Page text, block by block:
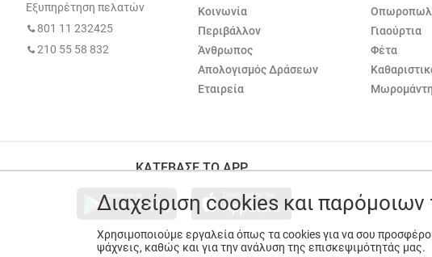
Εξυπηρέτηση πελατών
801 11 232425
210 55 58 832
Κοινωνία
Περιβάλλον
Άνθρωπος
Απολογισμός Δράσεων
Εταιρεία
Γιαούρτια
Φέτα
ΚΑΤΕΒΑΣΕ ΤΟ APP
Διαχείριση cookies και
Χρησιμοποιούμε εργαλεία όπως τα cookies για να σου
ψάχνεις, καθώς και για την ανάλυση της επισκεψιμότητάς μας.